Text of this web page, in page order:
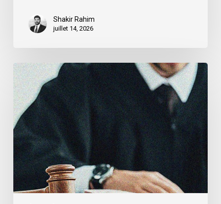
Shakir Rahim
juillet 14, 2026
L’Association
canadienne
des
libertés
civiles
exhorte
le
gouvernement
fédéral